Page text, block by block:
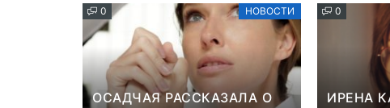
0 НОВОСТИ
ОСАДЧАЯ РАССКАЗАЛА О
0
ИРЕНА